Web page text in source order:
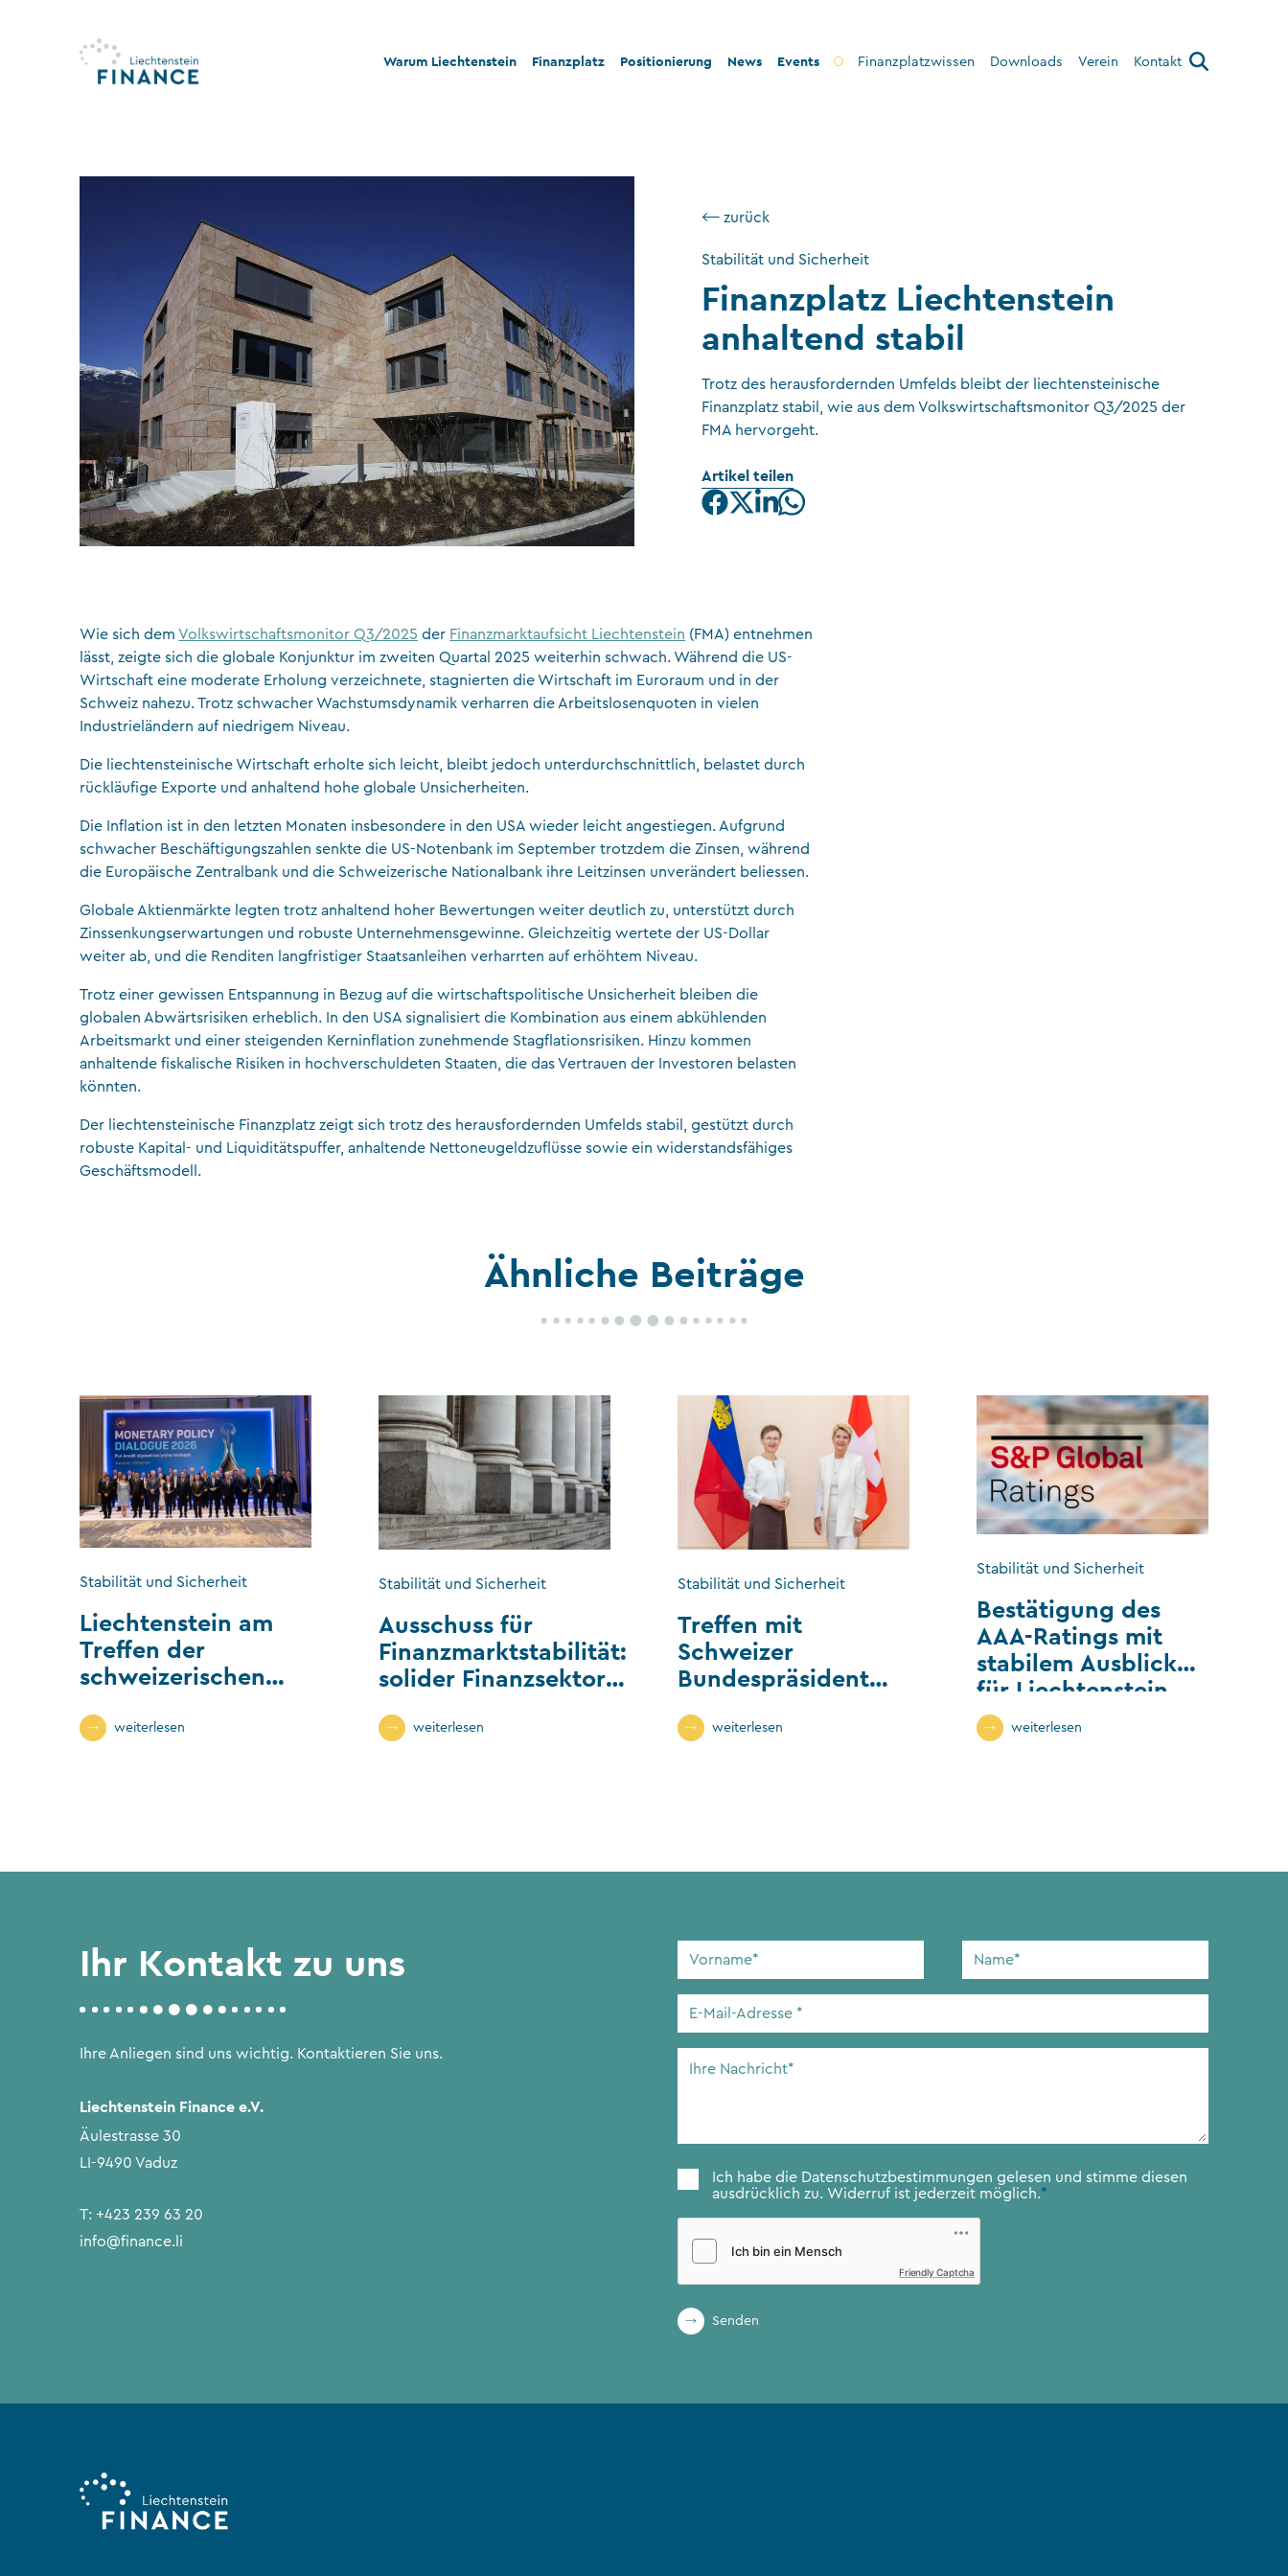
Warum Liechtenstein
Stabilität und Rechtssicherheit
Stiftungswesen
Finanzplatz
Treuhandsektor
Versicherungen
Gemeinnützige Stiftungen und Trusts
Wirtschaftsprüfung
VT-Dienstleistungen
Versicherungsvermittler
CFA Society Liechtenstein
Rechtsanwälte
Positionierung
Stabilität und Sicherheit
News Events Finanzplatzwissen Downloads Verein Kontakt
⟵ zurück
Stabilität und Sicherheit
Finanzplatz Liechtenstein
anhaltend stabil
Trotz des herausfordernden Umfelds bleibt der liechtensteinische
Finanzplatz stabil, wie aus dem Volkswirtschaftsmonitor Q3/2025 der
FMA hervorgeht.
Artikel teilen
Wie sich demVolkswirtschaftsmonitor Q3/2025 der Finanzmarktaufsicht Liechtenstein (FMA) entnehmen
lässt, zeigte sich die globale Konjunktur im zweiten Quartal 2025 weiterhin schwach. Während die US-
Wirtschaft eine moderate Erholung verzeichnete, stagnierten die Wirtschaft im Euroraum und in der
Schweiz nahezu. Trotz schwacher Wachstumsdynamik verharren die Arbeitslosenquoten in vielen
Industrieländern auf niedrigem Niveau.
Die liechtensteinische Wirtschaft erholte sich leicht, bleibt jedoch unterdurchschnittlich, belastet durch
rückläufige Exporte und anhaltend hohe globale Unsicherheiten.
Die Inflation ist in den letzten Monaten insbesondere in den USA wieder leicht angestiegen. Aufgrund
schwacher Beschäftigungszahlen senkte die US-Notenbank im September trotzdem die Zinsen, während
die Europäische Zentralbank und die Schweizerische Nationalbank ihre Leitzinsen unverändert beliessen.
Globale Aktienmärkte legten trotz anhaltend hoher Bewertungen weiter deutlich zu, unterstützt durch
Zinssenkungserwartungen und robuste Unternehmensgewinne. Gleichzeitig wertete der US-Dollar
weiter ab, und die Renditen langfristiger Staatsanleihen verharrten auf erhöhtem Niveau.
Trotz einer gewissen Entspannung in Bezug auf die wirtschaftspolitische Unsicherheit bleiben die
globalen Abwärtsrisiken erheblich. In den USA signalisiert die Kombination aus einem abkühlenden
Arbeitsmarkt und einer steigenden Kerninflation zunehmende Stagflationsrisiken. Hinzu kommen
anhaltende fiskalische Risiken in hochverschuldeten Staaten, die das Vertrauen der Investoren belasten
könnten.
Der liechtensteinische Finanzplatz zeigt sich trotz des herausfordernden Umfelds stabil, gestützt durch
robuste Kapital- und Liquiditätspuffer, anhaltende Nettoneugeldzuflüsse sowie ein widerstandsfähiges
Geschäftsmodell.
Ähnliche Beiträge
Stabilität und Sicherheit
Liechtenstein am
Treffen der
schweizerischen
Stimmrechtsgruppe
weiterlesen
Stabilität und Sicherheit
Ausschuss für
Finanzmarktstabilität:
solider Finanzsektor
weiterlesen
Stabilität und Sicherheit
Treffen mit
Schweizer
Bundespräsident
Finanzministerin
weiterlesen
Stabilität und Sicherheit
Bestätigung des
AAA-Ratings mit
stabilem Ausblick
für Liechtenstein
weiterlesen
Ihr Kontakt zu uns
Ihre Anliegen sind uns wichtig. Kontaktieren Sie uns.
Liechtenstein Finance e.V.
Äulestrasse 30
LI-9490 Vaduz
T: +423 239 63 20
info@finance.li
Vorname Name
E-
Adresse*
Zustimmung*
Ich habe die Datenschutzbestimmungen gelesen und stimme diesen
ausdrücklich zu. Widerruf ist jederzeit möglich.*
Friendly Captcha
Senden